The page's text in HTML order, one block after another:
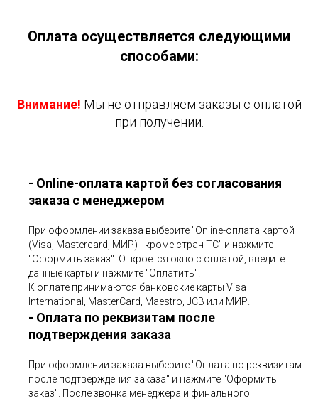
Оплата осуществляется следующими
способами:
Внимание! Мы не отправляем заказы с оплатой
при получении.
- Online-оплата картой без согласования
заказа с менеджером
При оформлении заказа выберите "Online-оплата картой
(Visa, Mastercard, МИР) - кроме стран ТС" и нажмите
"Оформить заказ". Откроется окно с оплатой, введите
данные карты и нажмите "Оплатить".
К оплате принимаются банковские карты Visa
International, MasterCard, Maestro, JCB или МИР.
- Оплата по реквизитам после
подтверждения заказа
При оформлении заказа выберите "Оплата по реквизитам
после подтверждения заказа" и нажмите "Оформить
заказ". После звонка менеджера и финального